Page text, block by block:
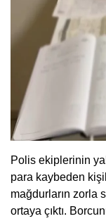
Polis ekiplerinin
para kaybeden
mağdurların zorla
ortaya çıktı.